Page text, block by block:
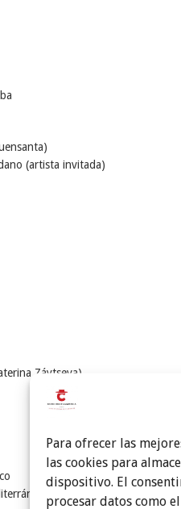
Para ofrecer las
las cookies para
dispositivo. El
procesar datos como
(artista invitada)
Záytseva)